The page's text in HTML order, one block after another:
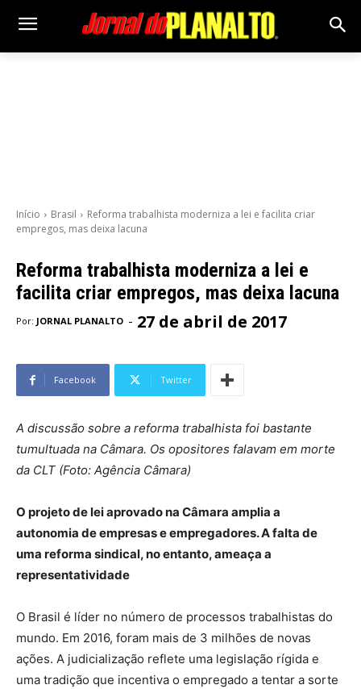
Início Brasil
Reforma trabalhista moderniza a lei e facilita criar
empregos, mas deixa lacuna
Reforma trabalhista moderniza a lei e
facilita criar empregos, mas deixa lacuna
Por: JORNAL PLANALTO - 27 de abril de 2017
Facebook Twitter
A discussão sobre a reforma trabalhista foi bastante
tumultuada na Câmara. Os opositores falavam em morte
da CLT (Foto: Agência Câmara)
O projeto de lei aprovado na Câmara amplia a
autonomia de empresas e empregadores. A falta de
uma reforma sindical, no entanto, ameaça a
representatividade
O Brasil é líder no número de processos trabalhistas do
mundo. Em 2016, foram mais de 3 milhões de novas
ações. A judicialização reflete uma legislação rígida e
uma tradição que incentiva o empregado a tentar a sorte